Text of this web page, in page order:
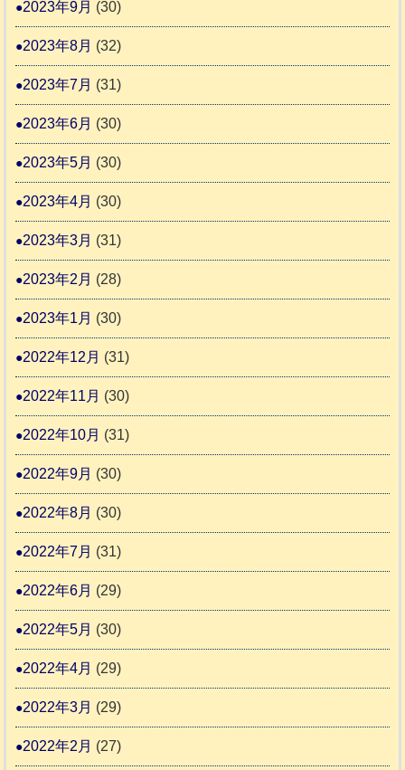
2023年9月 (30)
2023年8月 (32)
2023年7月 (31)
2023年6月 (30)
2023年5月 (30)
2023年4月 (30)
2023年3月 (31)
2023年2月 (28)
2023年1月 (30)
2022年12月 (31)
2022年11月 (30)
2022年10月 (31)
2022年9月 (30)
2022年8月 (30)
2022年7月 (31)
2022年6月 (29)
2022年5月 (30)
2022年4月 (29)
2022年3月 (29)
2022年2月 (27)